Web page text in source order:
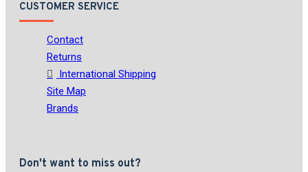
CUSTOMER SERVICE
Contact
Returns
International Shipping
Site Map
Brands
Don't want to miss out?